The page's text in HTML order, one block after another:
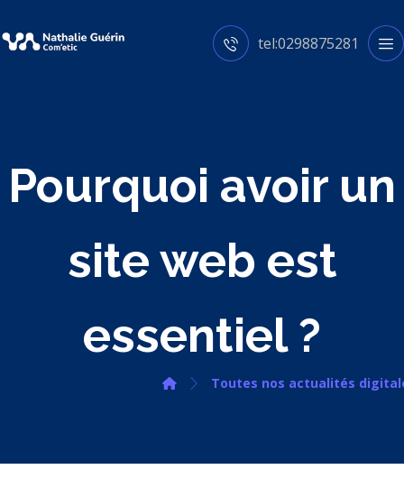
tel:0298875281
Pourquoi avoir un
site web est
essentiel ?
Toutes nos actualités